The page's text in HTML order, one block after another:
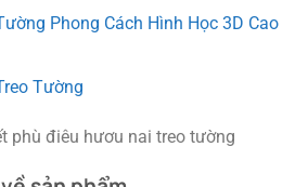
Phong Cách Hình Học 3D Cao
Tường
phù điêu hươu nai treo tường